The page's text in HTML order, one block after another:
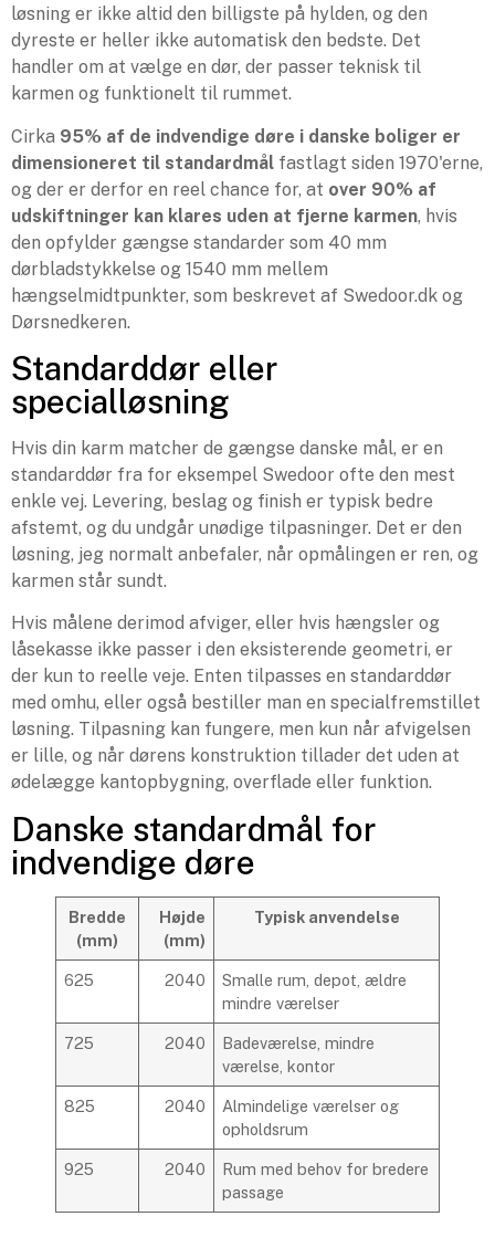
løsning er ikke altid den billigste på hylden, og den
dyreste er heller ikke automatisk den bedste. Det
handler om at vælge en dør, der passer teknisk til
karmen og funktionelt til rummet.
Cirka 95% af de indvendige døre i danske boliger er
dimensioneret til standardmål fastlagt siden 1970'erne,
og der er derfor en reel chance for, at over 90% af
udskiftninger kan klares uden at fjerne karmen, hvis
den opfylder gængse standarder som 40 mm
dørbladstykkelse og 1540 mm mellem
hængselmidtpunkter, som beskrevet af Swedoor.dk og
Dørsnedkeren.
Standarddør eller
specialløsning
Hvis din karm matcher de gængse danske mål, er en
standarddør fra for eksempel Swedoor ofte den mest
enkle vej. Levering, beslag og finish er typisk bedre
afstemt, og du undgår unødige tilpasninger. Det er den
løsning, jeg normalt anbefaler, når opmålingen er ren, og
karmen står sundt.
Hvis målene derimod afviger, eller hvis hængsler og
låsekasse ikke passer i den eksisterende geometri, er
der kun to reelle veje. Enten tilpasses en standarddør
med omhu, eller også bestiller man en specialfremstillet
løsning. Tilpasning kan fungere, men kun når afvigelsen
er lille, og når dørens konstruktion tillader det uden at
ødelægge kantopbygning, overflade eller funktion.
Danske standardmål for
indvendige døre
Bredde
(mm)
Højde
(mm)
Typisk anvendelse
625 2040
Smalle rum, depot, ældre
mindre værelser
725 2040
Badeværelse, mindre
værelse, kontor
825 2040
Almindelige værelser og
opholdsrum
925 2040
Rum med behov for bredere
passage